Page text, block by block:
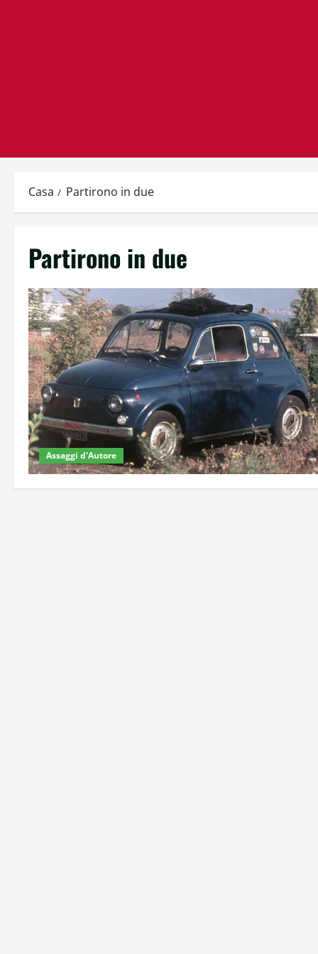
Casa Partirono in due
Partirono in due
Assaggi d'Autore